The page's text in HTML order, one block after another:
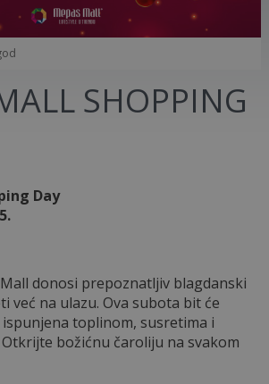
SHOPPING
Day
donosi prepoznatljiv blagdanski
već na ulazu. Ova subota bit će
toplinom, susretima i
božićnu čaroliju na svakom